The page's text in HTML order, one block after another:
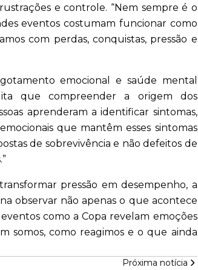
e controle. “Nem sempre é o
eventos costumam funcionar como
com perdas, conquistas, pressão e
emocional e saúde mental
que compreender a origem dos
aprenderam a identificar sintomas,
que mantêm esses sintomas
de sobrevivência e não defeitos de
pressão em desempenho, a
observar não apenas o que acontece
como a Copa revelam emoções
somos, como reagimos e o que ainda
Próxima notícia